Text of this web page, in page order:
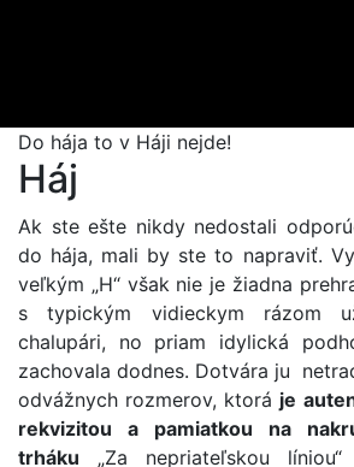
Do hája to v Háji nejde!
Háj
Ak ste ešte nikdy nedostali
do hája, mali by ste to napraviť.
veľkým „H“ však nie je žiadna
s typickým vidieckym rázom
chalupári, no priam idylická
zachovala dodnes. Dotvára ju
odvážnych rozmerov, ktorá je
rekvizitou a pamiatkou na
trháku „Za nepriateľskou